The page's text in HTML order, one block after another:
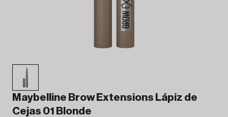
Maybelline Brow Extensions Lápiz de
Cejas 01 Blonde